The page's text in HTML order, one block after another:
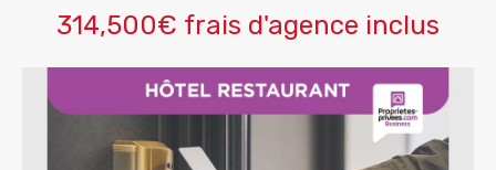
314,500€ frais d'agence inclus